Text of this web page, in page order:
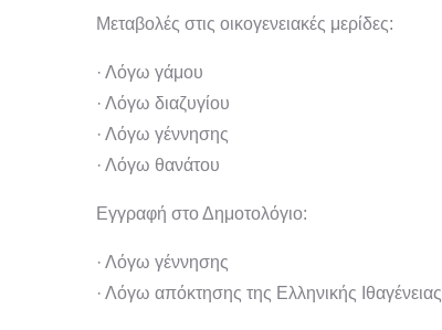
Μεταβολές στις οικογενειακές μερίδες:
· Λόγω γάμου
· Λόγω διαζυγίου
· Λόγω γέννησης
· Λόγω θανάτου
Εγγραφή στο Δημοτολόγιο:
· Λόγω γέννησης
· Λόγω απόκτησης της Ελληνικής Ιθαγένειας